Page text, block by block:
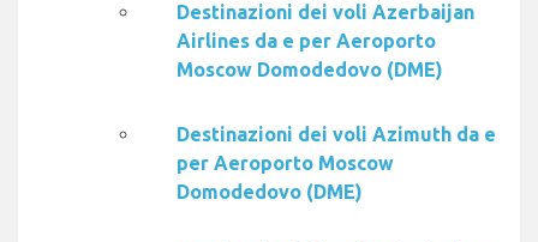
Destinazioni dei voli Azerbaijan
Airlines da e per Aeroporto
Moscow Domodedovo (DME)
Destinazioni dei voli Azimuth da e
per Aeroporto Moscow
Domodedovo (DME)